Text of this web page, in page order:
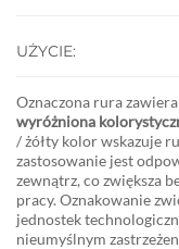
UŻYCIE:
Oznaczona rura zawiera
wyróżniona
/ żółty kolor wskazuje
zastosowanie jest
zewnątrz, co zwiększa
pracy. Oznakowanie
jednostek
nieumyślnym